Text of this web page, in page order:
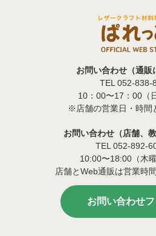
お問い合わせ（通販
TEL 052-838-
10：00〜17：00（
※店舗の営業日・時間
お問い合わせ（店舗、
TEL 052-892-
10:00〜18:00（木曜
店舗とWeb通販は営業時
お問い合わせ